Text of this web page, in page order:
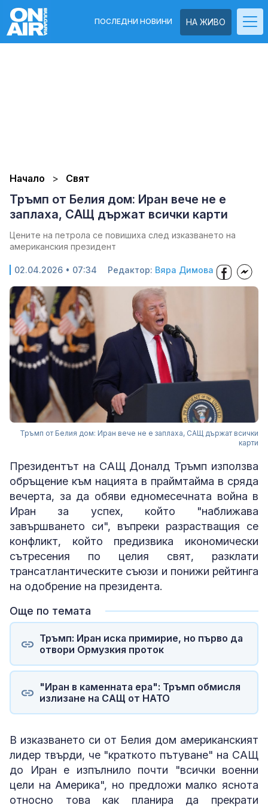
НА ЖИВО
ПОСЛЕДНИ НОВИНИ
Начало Свят
Тръмп от Белия дом: Иран вече не е
заплаха, САЩ държат всички карти
Цените на петрола се повишиха след изказването на
американския президент
02.04.2026 • 07:34 Редактор: Вяра Димова
Тръмп от Белия дом: Иран вече не е заплаха, САЩ държат всички
карти
Президентът на САЩ Доналд Тръмп използва
обръщение към нацията в праймтайма в сряда
вечерта, за да обяви едномесечната война в
Иран за успех, който "наближава
завършването си", въпреки разрастващия се
конфликт, който предизвика икономически
сътресения по целия свят, разклати
трансатлантическите съюзи и понижи рейтинга
на одобрение на президента.
Още по темата
Тръмп: Иран иска примирие, но първо да
отвори Ормузкия проток
"Иран в каменната ера": Тръмп обмисля
излизане на САЩ от НАТО
В изказването си от Белия дом американският
лидер твърди, че "краткото пътуване" на САЩ
до Иран е изпълнило почти "всички военни
цели на Америка", но предложи малко яснота
относно това как планира да прекрати